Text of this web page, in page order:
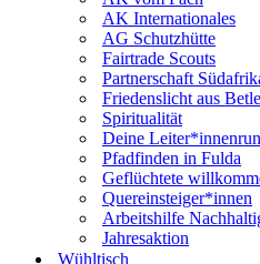
AK Internationales
AG Schutzhütte
Fairtrade Scouts
Partnerschaft
Friedenslicht aus
Spiritualität
Deine
Pfadfinden in Fulda
Geflüchtete
Quereinsteiger*innen
Arbeitshilfe
Jahresaktion
Wühltisch